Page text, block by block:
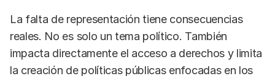
La falta de representación tiene consecuencias
reales. No es solo un tema político. También
impacta directamente el acceso a derechos y limita
la creación de políticas públicas enfocadas en los